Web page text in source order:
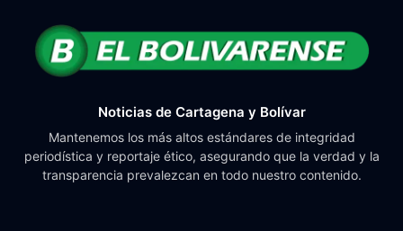
Noticias de Cartagena y Bolívar
Mantenemos los más altos estándares de integridad
periodística y reportaje ético, asegurando que la verdad y la
transparencia prevalezcan en todo nuestro contenido.